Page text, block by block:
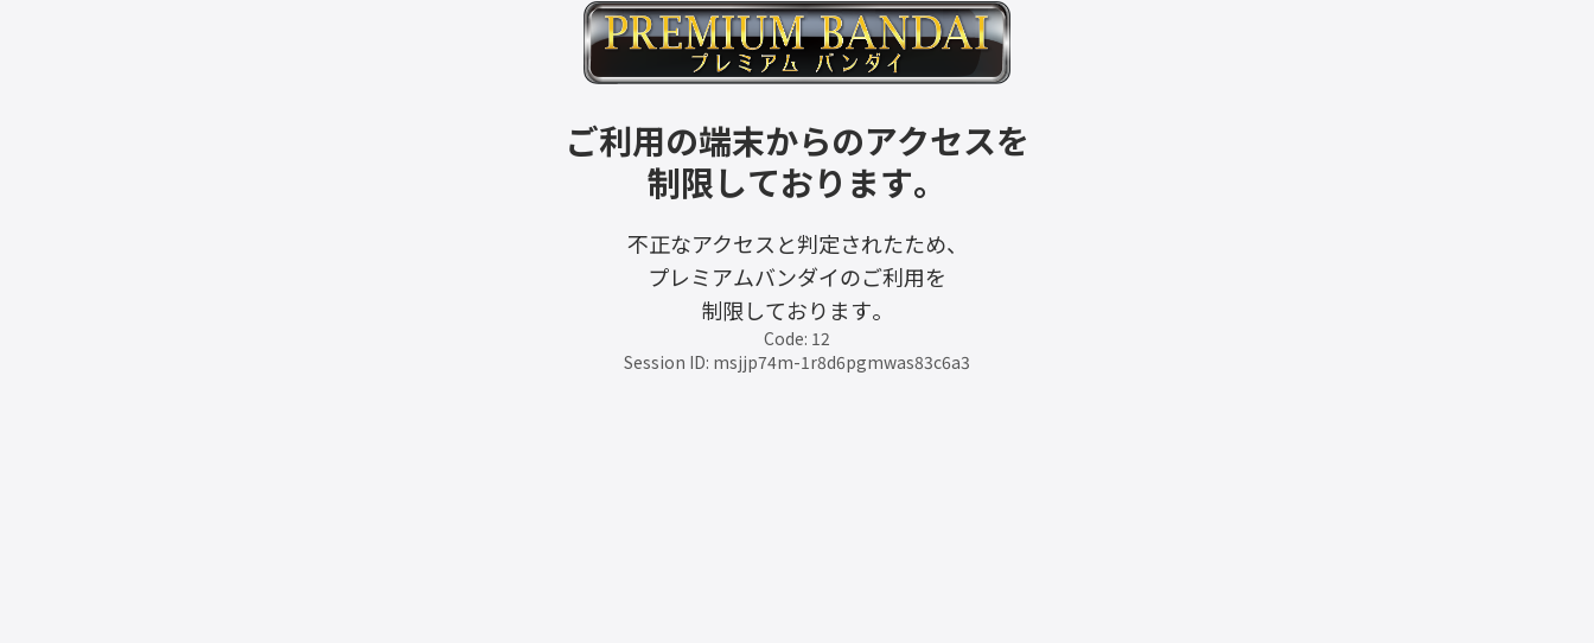
ご利用の端末からのアクセスを
制限しております。
不正なアクセスと判定されたため、
プレミアムバンダイのご利用を
制限しております。
Code: 12
Session ID: msjjp74m-1r8d6pgmwas83c6a3